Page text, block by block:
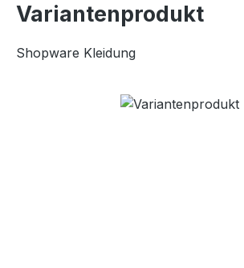
Variantenprodukt
Shopware Kleidung
Bildergalerie überspringen